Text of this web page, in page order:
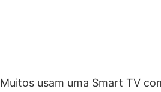
usam uma Smart TV